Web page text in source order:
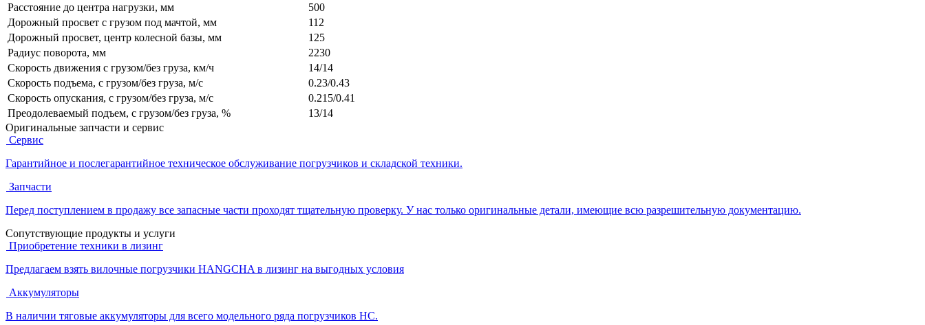
Расстояние до центра нагрузки, мм
500
Дорожный просвет с грузом под мачтой, мм
112
Дорожный просвет, центр колесной базы, мм
125
Радиус поворота, мм
2230
Скорость движения с грузом/без груза, км/ч
14/14
Скорость подъема, с грузом/без груза, м/с
0.23/0.43
Скорость опускания, с грузом/без груза, м/с
0.215/0.41
Преодолеваемый подъем, с грузом/без груза, %
13/14
Оригинальные запчасти и сервис
Сервис
Гарантийное и послегарантийное техническое обслуживание погрузчиков и складской техники.
Запчасти
Перед поступлением в продажу все запасные части проходят тщательную проверку. У нас только оригинальные детали, имеющие всю разрешительную документацию.
Cопутствующие продукты и услуги
Приобретение техники в лизинг
Предлагаем взять вилочные погрузчики HANGCHA в лизинг на выгодных условия
Аккумуляторы
В наличии тяговые аккумуляторы для всего модельного ряда погрузчиков HC.